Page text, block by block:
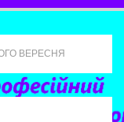
ВЕРЕСНЯ